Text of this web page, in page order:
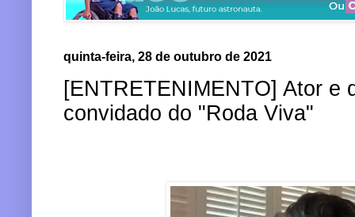
quinta-feira, 28 de outubro de 2021
[ENTRETENIMENTO] Ator e
convidado do "Roda Viva"